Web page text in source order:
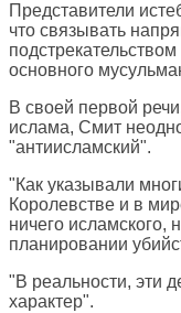
Представители
что связывать
основного
В своей первой
ислама, Смит
"антиисламский".
"Как указывали
Королевстве и в
ничего исламского,
планировании
"В реальности, эти
характер".